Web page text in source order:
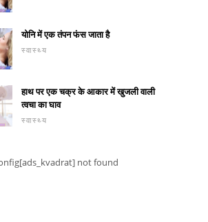
योनि में एक तंपन फंस जाता है
स्वास्थ्य
हाथ पर एक चक्र के आकार में खुजली वाली
त्वचा का घाव
स्वास्थ्य
not found